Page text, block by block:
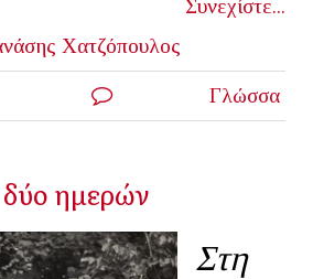
Συνεχίστε...
Χατζόπουλος
Γλώσσα
ημερών
Στη